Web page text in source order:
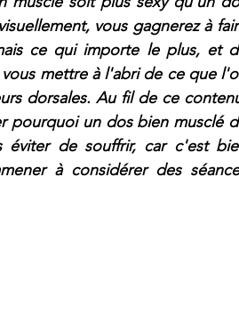
vous gagnerez à
ce qui importe le plus, et
mettre à l'abri de ce que
dorsales. Au fil de ce
pourquoi un dos bien musclé
éviter de souffrir, car c'est
à considérer des